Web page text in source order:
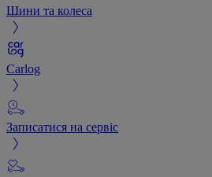
Шини та колеса
Carlog
Записатися на сервіс